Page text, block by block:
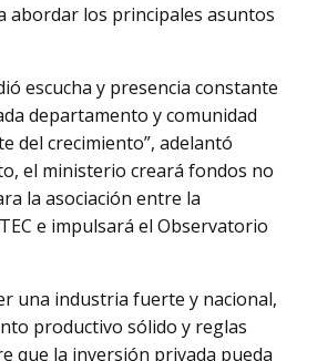
abordar los principales asuntos
escucha y presencia constante
departamento y comunidad
del crecimiento”, adelantó
el ministerio creará fondos no
la asociación entre la
e impulsará el Observatorio
una industria fuerte y nacional,
productivo sólido y reglas
que la inversión privada pueda